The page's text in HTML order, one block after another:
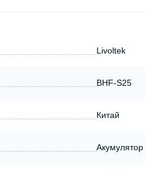
Livoltek
BHF-S25
Китай
Акумулятор